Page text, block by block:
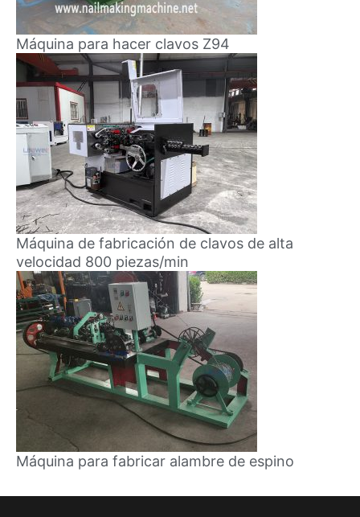
Máquina para hacer clavos Z94
Máquina de fabricación de clavos de alta
velocidad 800 piezas/min
Máquina para fabricar alambre de espino